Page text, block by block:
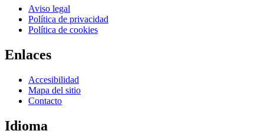
Main
Menu
Aviso legal
Política de privacidad
Política de cookies
Enlaces
Main
Menu
Accesibilidad
Mapa del sitio
Contacto
Idioma